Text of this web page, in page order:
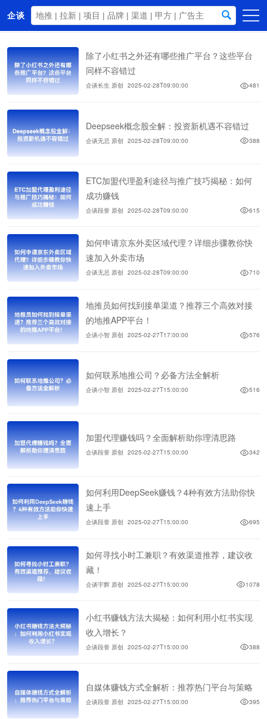
企谈
商务资源
资讯动态
关于我们
除了小红书之外还有哪些推广平台？这些平台
同样不容错过
企谈长生 原创 2025-02-28T09:00:00 481
Deepseek概念股全解：投资新机遇不容错过
企谈无忌 原创 2025-02-28T09:00:00 388
ETC加盟代理盈利途径与推广技巧揭秘：如何
成功赚钱
企谈段誉 原创 2025-02-28T09:00:00 615
如何申请京东外卖区域代理？详细步骤教你快
速加入外卖市场
企谈无忌 原创 2025-02-28T09:00:00 710
地推员如何找到接单渠道？推荐三个高效对接
的地推APP平台！
企谈小智 原创 2025-02-27T17:00:00 576
如何联系地推公司？必备方法全解析
企谈小智 原创 2025-02-27T15:00:00 516
加盟代理赚钱吗？全面解析助你理清思路
企谈段誉 原创 2025-02-27T15:00:00 342
如何利用DeepSeek赚钱？4种有效方法助你快
速上手
企谈段誉 原创 2025-02-27T15:00:00 695
如何寻找小时工兼职？有效渠道推荐，建议收
藏！
企谈宇辉 原创 2025-02-27T15:00:00 1078
小红书赚钱方法大揭秘：如何利用小红书实现
收入增长？
企谈段誉 原创 2025-02-27T15:00:00 388
自媒体赚钱方式全解析：推荐热门平台与策略
企谈段誉 原创 2025-02-27T15:00:00 395